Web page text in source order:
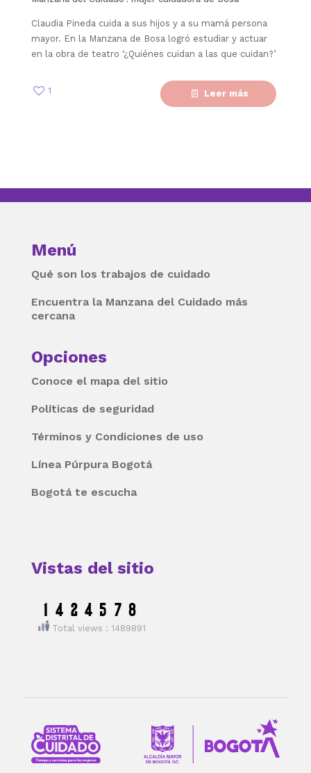
Claudia Pineda cuida a sus hijos y a su mamá persona
mayor. En la Manzana de Bosa logró estudiar y actuar
en la obra de teatro ‘¿Quiénes cuidan a las que cuidan?’
1 Leer más
Menú
Qué son los trabajos de cuidado
Encuentra la Manzana del Cuidado más
cercana
Opciones
Conoce el mapa del sitio
Políticas de seguridad
Términos y Condiciones de uso
Línea Púrpura Bogotá
Bogotá te escucha
Vistas del sitio
Total views : 1489891